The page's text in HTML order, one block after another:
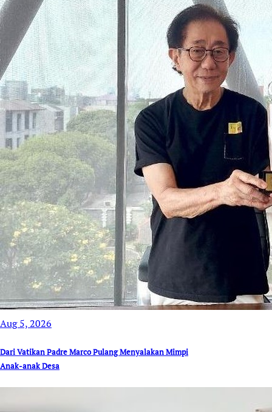
Aug 5, 2026
Dari Vatikan Padre Marco Pulang Menyalakan Mimpi
Anak-anak Desa